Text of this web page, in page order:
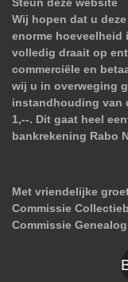
Wij hopen dat u
enorme hoeveelheid
volledig draait op
commerciële en
wij u in overweging
instandhouding van
1,--. Dit gaat heel
bankrekening Rabo
Met vriendelijke
Commissie
Commissie